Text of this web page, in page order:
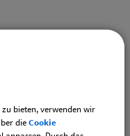
Leute
bieten, verwenden wir
dieCookie